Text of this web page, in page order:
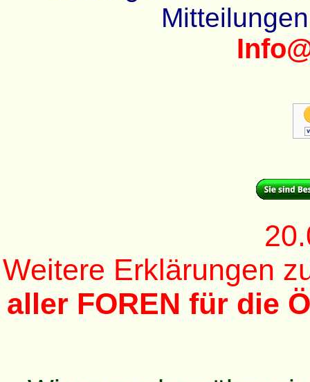
Weitere Erklärungen
aller FOREN für die